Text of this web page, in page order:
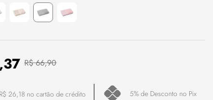
,37 R$ 66,90
R$ 26,18 no cartão de crédito 5% de Desconto no Pix